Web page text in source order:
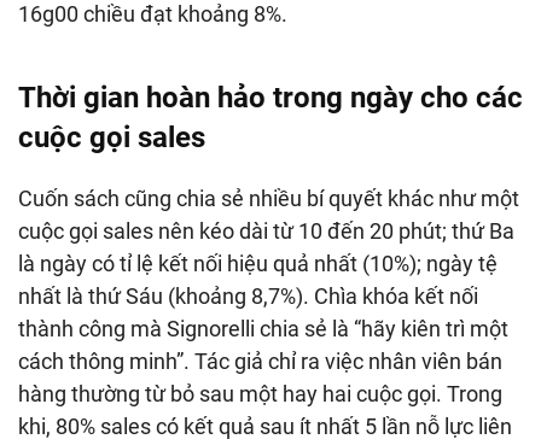
16g00 chiều đạt khoảng 8%.
Thời gian hoàn hảo trong ngày cho các
cuộc gọi sales
Cuốn sách cũng chia sẻ nhiều bí quyết khác như một
cuộc gọi sales nên kéo dài từ 10 đến 20 phút; thứ Ba
là ngày có tỉ lệ kết nối hiệu quả nhất (10%); ngày tệ
nhất là thứ Sáu (khoảng 8,7%). Chìa khóa kết nối
thành công mà Signorelli chia sẻ là “hãy kiên trì một
cách thông minh”. Tác giả chỉ ra việc nhân viên bán
hàng thường từ bỏ sau một hay hai cuộc gọi. Trong
khi, 80% sales có kết quả sau ít nhất 5 lần nỗ lực liên